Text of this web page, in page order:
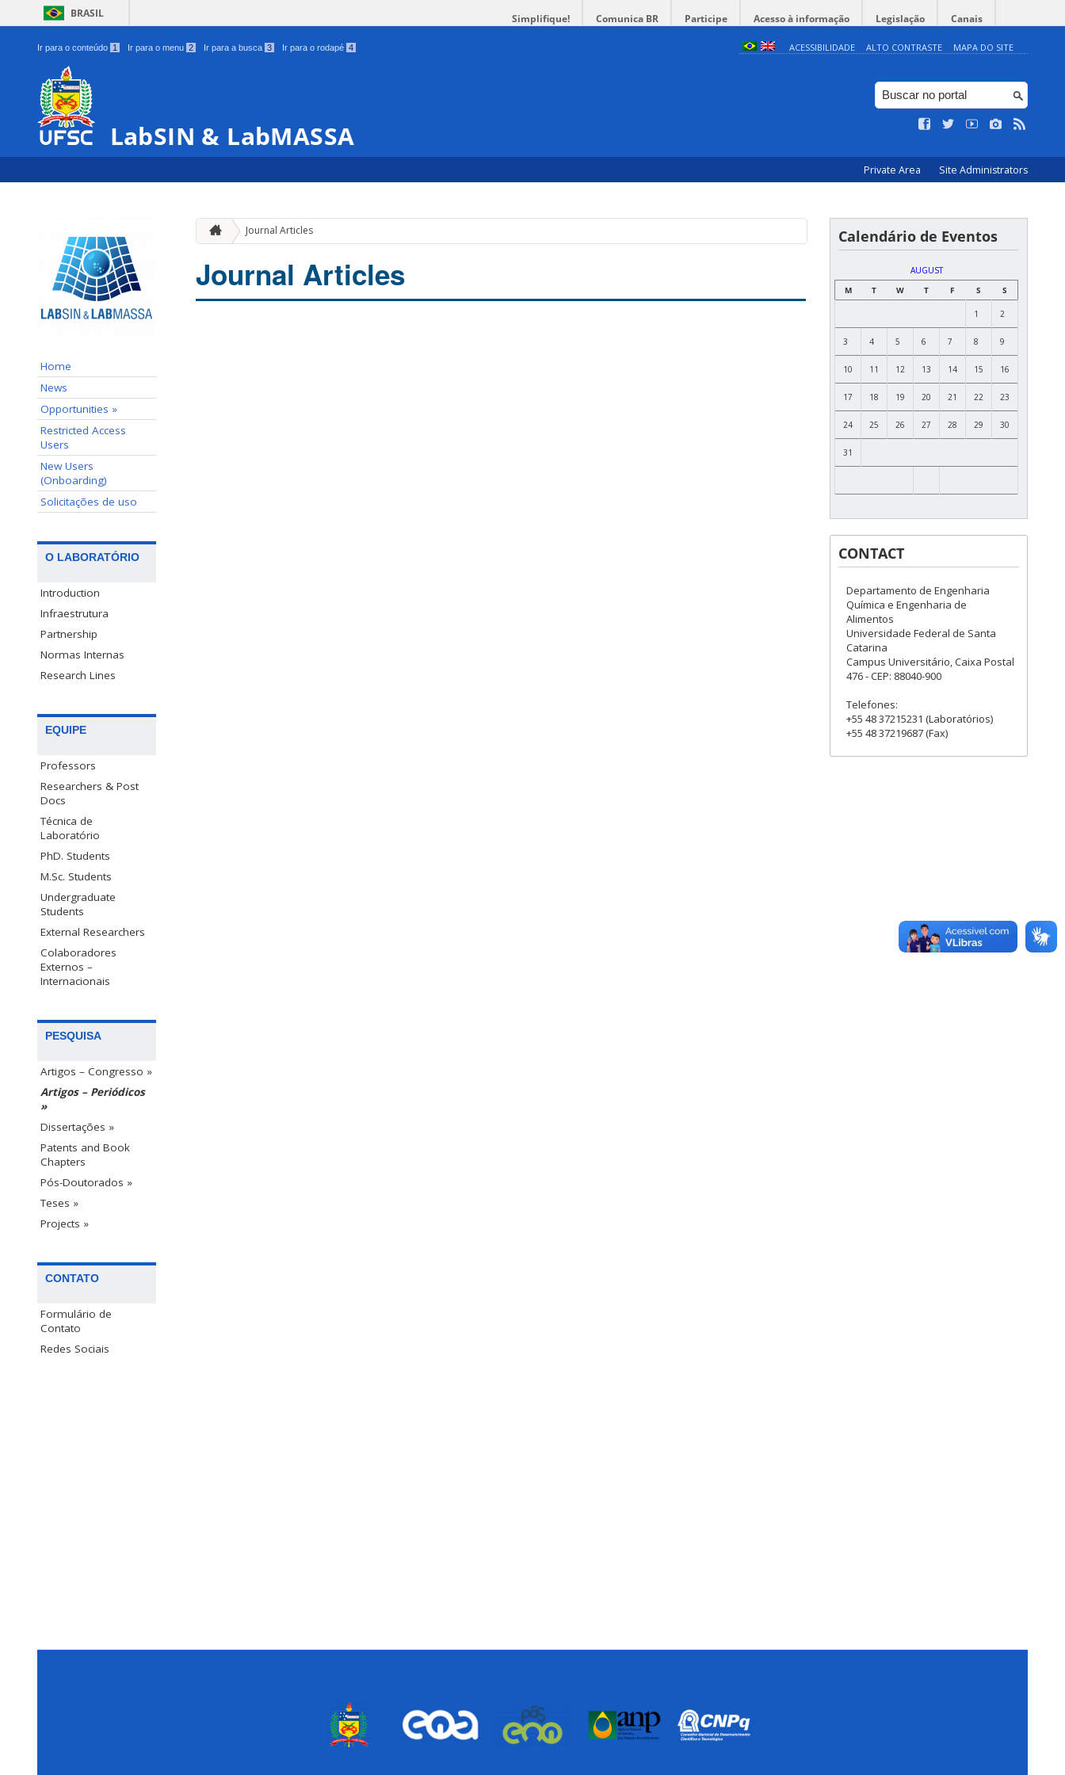
BRASIL Simplifique! Comunica BR Participe Acesso à informação Legislação Canais
Ir para o conteúdo 1 Ir para o menu 2 Ir para a busca 3 Ir para o rodapé 4 ACESSIBILIDADE ALTO CONTRASTE MAPA DO SITE
LabSIN & LabMASSA
Private Area Site Administrators
Home
News
Opportunities »
Restricted Access
Users
New Users
(Onboarding)
Solicitações de uso
O LABORATÓRIO
Introduction
Infraestrutura
Partnership
Normas Internas
Research Lines
EQUIPE
Professors
Researchers & Post
Docs
Técnica de
Laboratório
PhD. Students
M.Sc. Students
Undergraduate
Students
External Researchers
Colaboradores
Externos –
Internacionais
PESQUISA
Artigos – Congresso »
Artigos – Periódicos
»
Dissertações »
Patents and Book
Chapters
Pós-Doutorados »
Teses »
Projects »
CONTATO
Formulário de
Contato
Redes Sociais
Journal Articles
Journal Articles
Calendário de Eventos
AUGUST
M
T W T F S S
1 2
3 4 5 6 7 8 9
10 11 12 13 14 15 16
17 18 19 20 21 22 23
24 25 26 27 28 29 30
31
CONTACT
Departamento de Engenharia
Química e Engenharia de
Alimentos
Universidade Federal de Santa
Catarina
Campus Universitário, Caixa Postal
476 - CEP: 88040-900
Telefones:
+55 48 37215231 (Laboratórios)
+55 48 37219687 (Fax)